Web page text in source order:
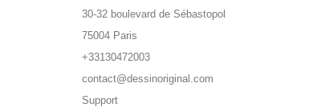
30-32 boulevard de Sébastopol
75004 Paris
+33130472003
contact@dessinoriginal.com
Support